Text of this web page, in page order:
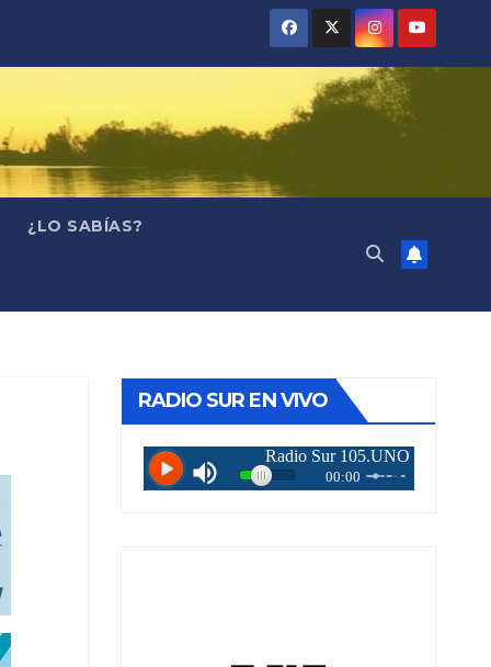
¿LO SABÍAS?
RADIO SUR EN VIVO